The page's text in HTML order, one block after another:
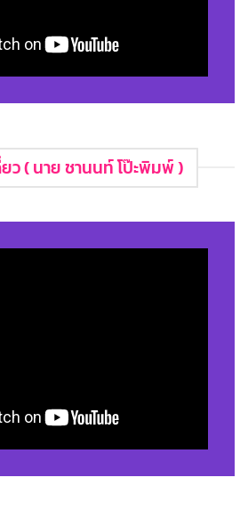
ยว ( นาย ชานนท์ โป๊ะพิมพ์ )